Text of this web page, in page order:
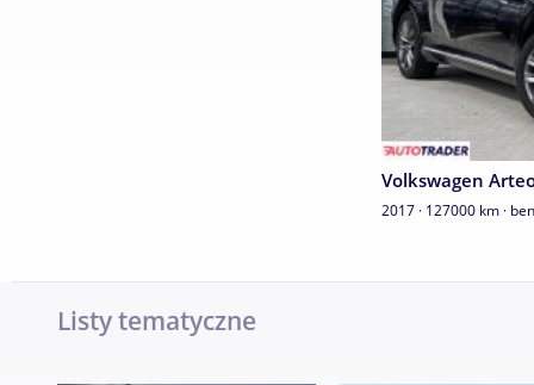
Volkswagen
2017 · 127000 km ·
Listy tematyczne